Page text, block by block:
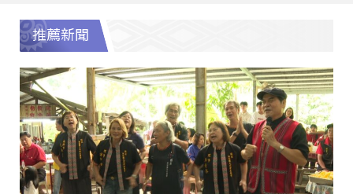
推薦新聞